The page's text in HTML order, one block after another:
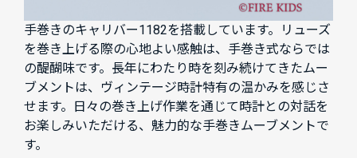
手巻きのキャリバー1182を搭載しています。リューズ
を巻き上げる際の心地よい感触は、手巻き式ならでは
の醍醐味です。長年にわたり時を刻み続けてきたムー
ブメントは、ヴィンテージ時計特有の温かみを感じさ
せます。日々の巻き上げ作業を通じて時計との対話を
お楽しみいただける、魅力的な手巻きムーブメントで
す。